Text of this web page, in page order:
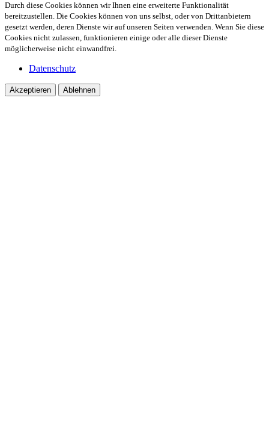
Durch diese Cookies können wir Ihnen eine erweiterte Funktionalität
bereitzustellen. Die Cookies können von uns selbst, oder von Drittanbietern
gesetzt werden, deren Dienste wir auf unseren Seiten verwenden. Wenn Sie diese
Cookies nicht zulassen, funktionieren einige oder alle dieser Dienste
möglicherweise nicht einwandfrei.
Datenschutz
Akzeptieren Ablehnen